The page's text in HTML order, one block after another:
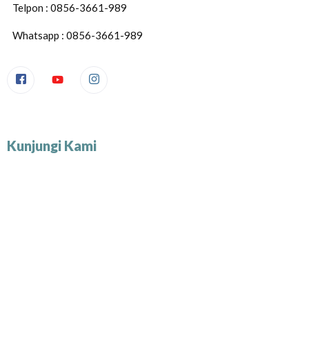
Telpon : 0856-3661-989
Whatsapp : 0856-3661-989
Kunjungi Kami